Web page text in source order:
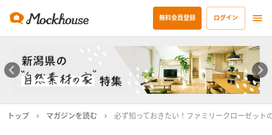
無料会員登録 ログイン
トップ マガジンを読む 必ず知っておきたい！ファミリークローゼット